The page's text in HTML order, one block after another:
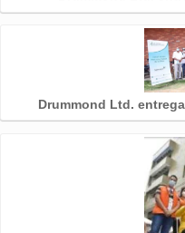
Drummond Ltd.